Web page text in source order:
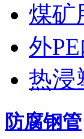
煤矿
外
热浸
防腐钢管